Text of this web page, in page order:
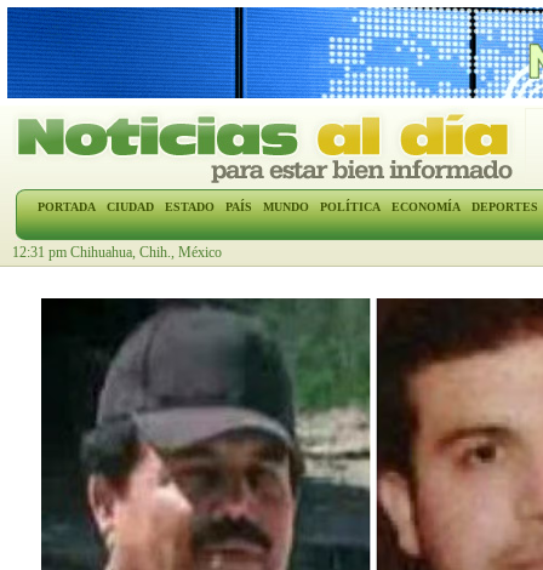
PORTADA CIUDAD ESTADO PAÍS MUNDO POLÍTICA ECONOMÍA DEPORTES
12:31 pm Chihuahua, Chih., México